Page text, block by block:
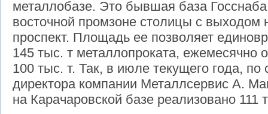
металлобазе. Это бывшая база
восточной промзоне столицы с выходом
проспект. Площадь ее позволяет
145 тыс. т металлопроката, ежемесячно
100 тыс. т. Так, в июле текущего года, по
директора компании Металлсервис А.
на Карачаровской базе реализовано 111